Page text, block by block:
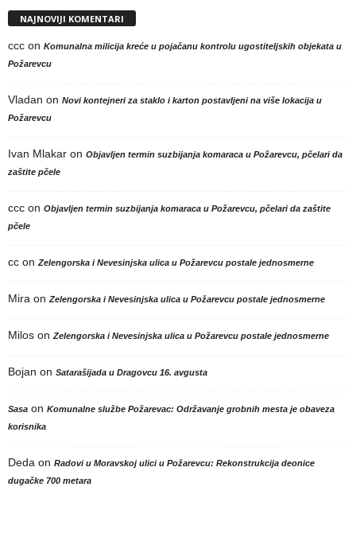
NAJNOVIJI KOMENTARI
ccc on Komunalna milicija kreće u pojačanu kontrolu ugostiteljskih objekata u
Požarevcu
Vladan on Novi kontejneri za staklo i karton postavljeni na više lokacija u
Požarevcu
Ivan Mlakar on Objavljen termin suzbijanja komaraca u Požarevcu, pčelari da
zaštite pčele
ccc on Objavljen termin suzbijanja komaraca u Požarevcu, pčelari da zaštite
pčele
cc on Zelengorska i Nevesinjska ulica u Požarevcu postale jednosmerne
Mira on Zelengorska i Nevesinjska ulica u Požarevcu postale jednosmerne
Milos on Zelengorska i Nevesinjska ulica u Požarevcu postale jednosmerne
Bojan on Satarašijada u Dragovcu 16. avgusta
Sasa on Komunalne službe Požarevac: Održavanje grobnih mesta je obaveza
korisnika
Deda on Radovi u Moravskoj ulici u Požarevcu: Rekonstrukcija deonice
dugačke 700 metara